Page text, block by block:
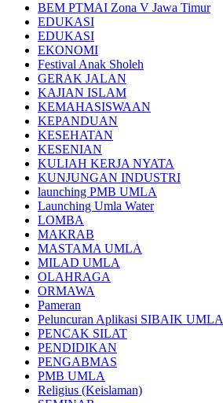
BEM PTMAI Zona V Jawa Timur
EDUKASI
EDUKASI
EKONOMI
Festival Anak Sholeh
GERAK JALAN
KAJIAN ISLAM
KEMAHASISWAAN
KEPANDUAN
KESEHATAN
KESENIAN
KULIAH KERJA NYATA
KUNJUNGAN INDUSTRI
launching PMB UMLA
Launching Umla Water
LOMBA
MAKRAB
MASTAMA UMLA
MILAD UMLA
OLAHRAGA
ORMAWA
Pameran
Peluncuran Aplikasi SIBAIK UMLA
PENCAK SILAT
PENDIDIKAN
PENGABMAS
PMB UMLA
Religius (Keislaman)